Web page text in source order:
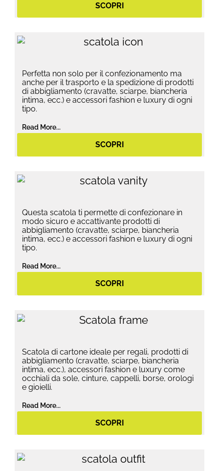
SCOPRI
Perfetta non solo per il confezionamento ma
anche per il trasporto e la spedizione di prodotti
di abbigliamento (cravatte, sciarpe, biancheria
intima, ecc.) e accessori fashion e luxury di ogni
tipo.
Read More...
SCOPRI
Questa scatola ti permette di confezionare in
modo sicuro e accattivante prodotti di
abbigliamento (cravatte, sciarpe, biancheria
intima, ecc.) e accessori fashion e luxury di ogni
tipo.
Read More...
SCOPRI
Scatola di cartone ideale per regali, prodotti di
abbigliamento (cravatte, sciarpe, biancheria
intima, ecc.), accessori fashion e luxury come
occhiali da sole, cinture, cappelli, borse, orologi
e gioielli.
Read More...
SCOPRI